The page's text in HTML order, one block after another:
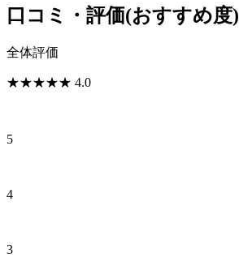
口コミ・評価(おすすめ度)
全体評価
★★★★★ 4.0
5
4
3